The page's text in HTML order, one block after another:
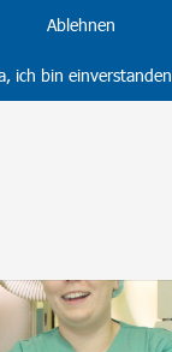
Ablehnen
ich bin einverstanden